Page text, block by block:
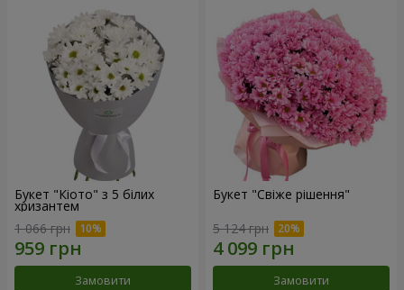
Букет "Кіото" з 5 білих
хризантем
1 066 грн
Замовити
Букет "Свіже рішення"
5 124 грн
Замовити